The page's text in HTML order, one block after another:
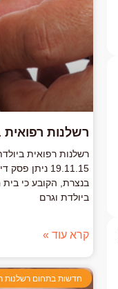
רשלנות רפואית
רשלנות רפואית
19.11.15
בנצרת, הקובע כי בית
ביולדת וגרם
קרא עוד »
חדשות בתחום רשלנות